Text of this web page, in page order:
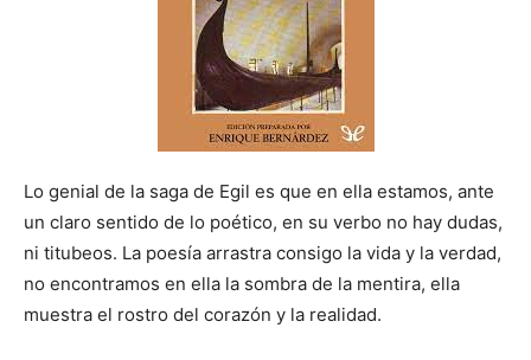
Lo genial de la saga de Egil es que en ella estamos, ante
un claro sentido de lo poético, en su verbo no hay dudas,
ni titubeos. La poesía arrastra consigo la vida y la verdad,
no encontramos en ella la sombra de la mentira, ella
muestra el rostro del corazón y la realidad.